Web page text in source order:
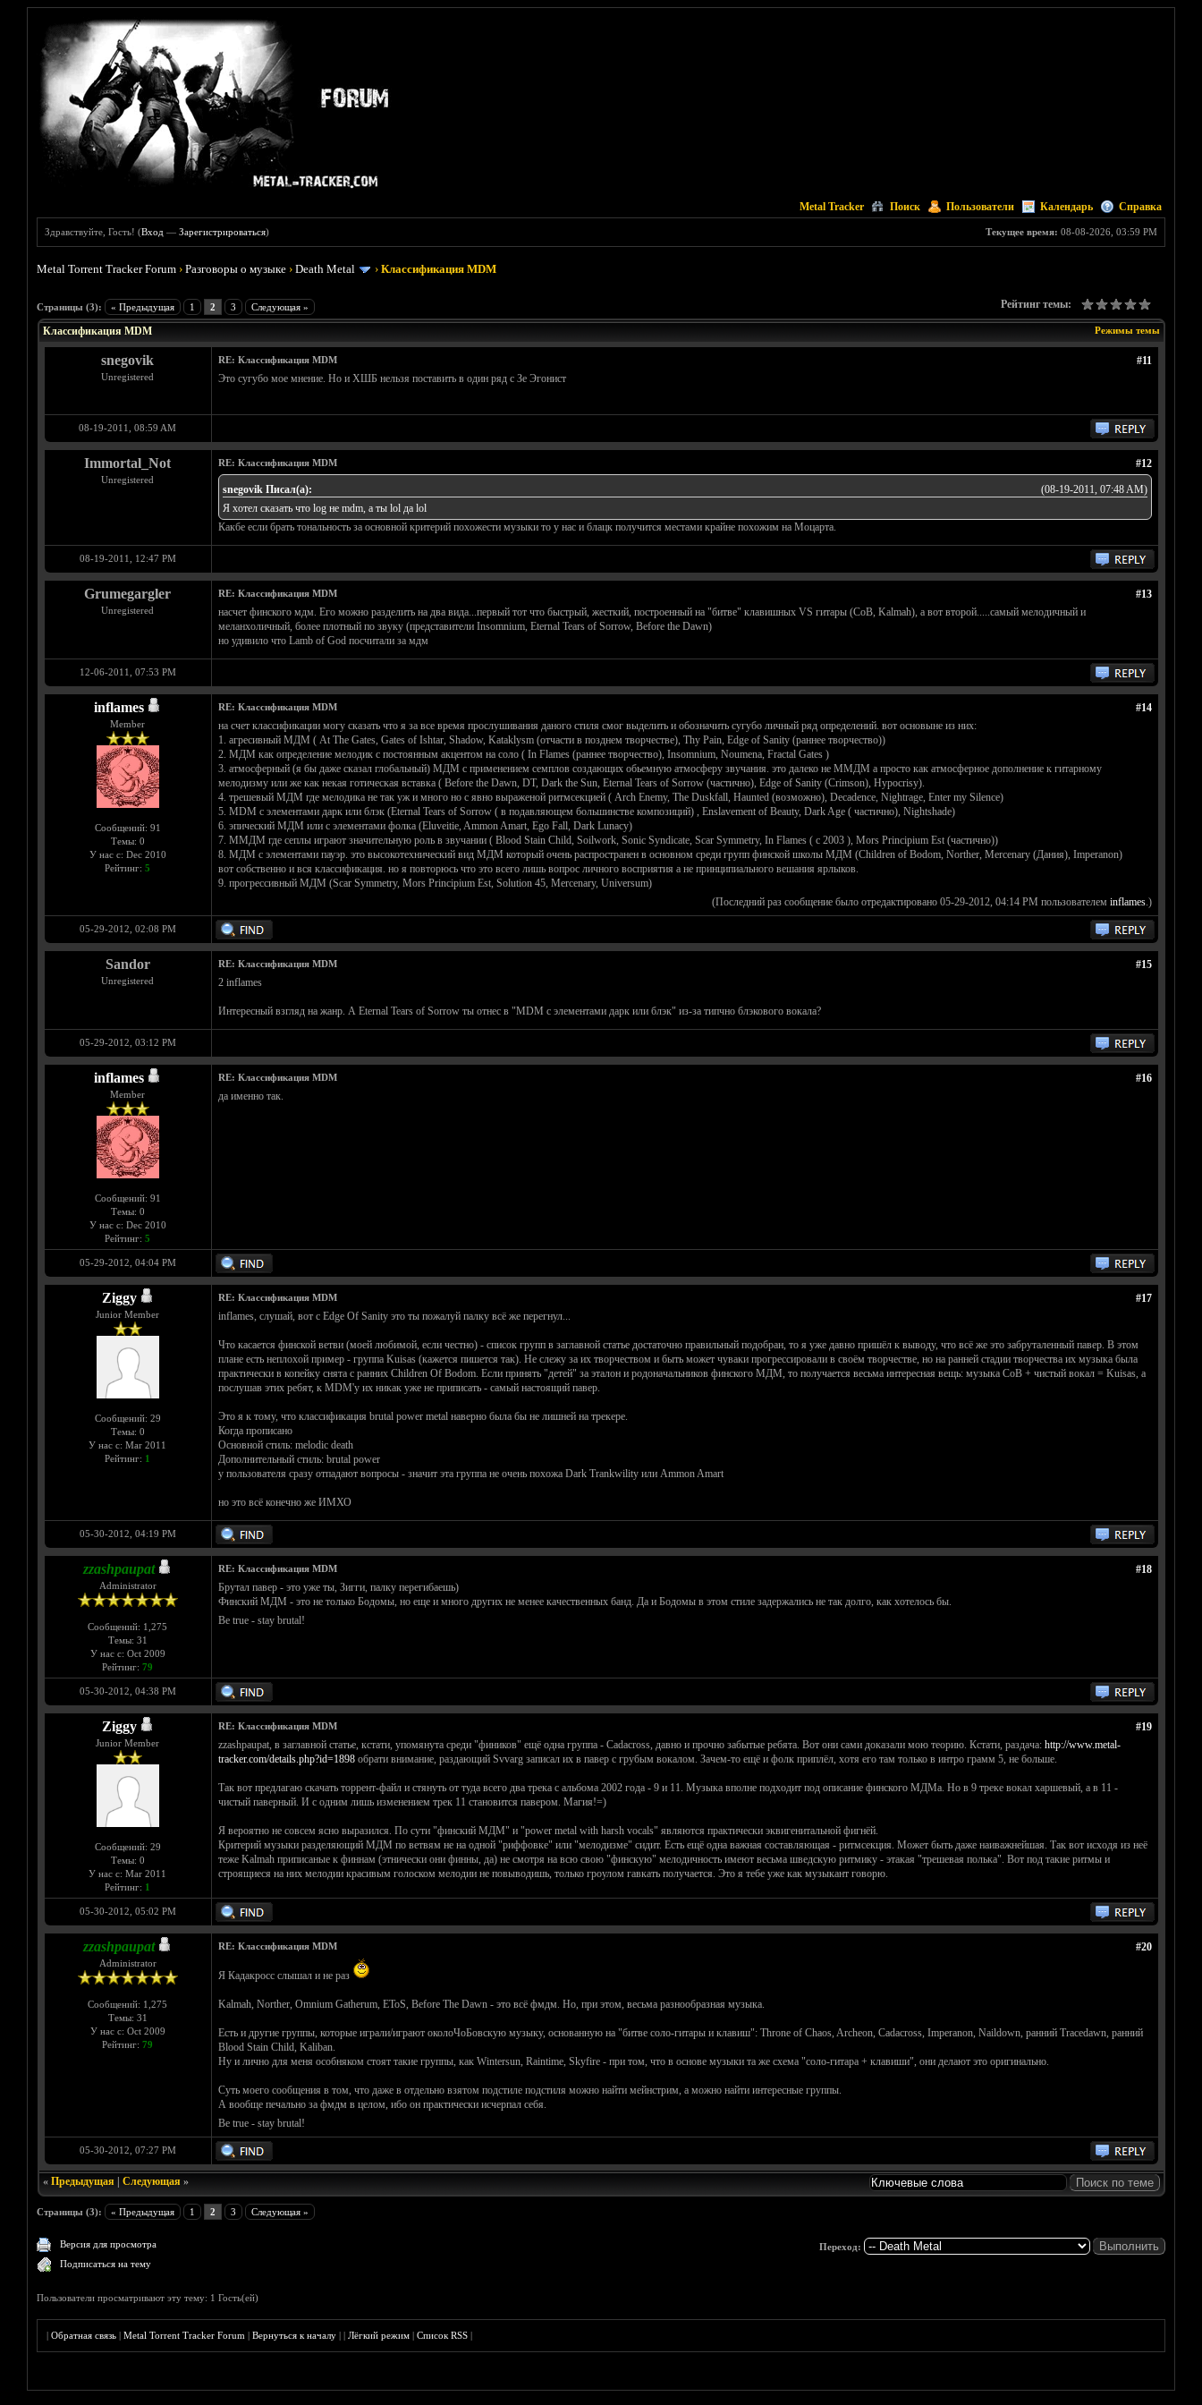
Metal Tracker Поиск Пользователи Календарь Справка
Текущее время: 08-08-2026, 03:59 PM
Здравствуйте, Гость! (Вход —Зарегистрироваться)
Metal Torrent Tracker Forum ›Разговоры о музыке ›Death Metal ›Классификация MDM
Страницы (3): « Предыдущая 1 2 3 Следующая » Рейтинг темы:
Голосов: 0 - Средняя оценка: 0
1
2
3
4
5
Режимы темы
Классификация MDM
snegovik
Unregistered
#11
RE: Классификация MDM
Это сугубо мое мнение. Но и ХШБ нельзя поставить в один ряд с Зе Эгонист
08-19-2011, 08:59 AM
Immortal_Not
Unregistered
#12
RE: Классификация MDM
(08-19-2011, 07:48 AM)
snegovik Писал(а):
Я хотел сказать что log не mdm, а ты lol да lol
Какбе если брать тональность за основной критерий похожести музыки то у нас и блацк получится местами крайне похожим на Моцарта.
08-19-2011, 12:47 PM
Grumegargler
Unregistered
#13
RE: Классификация MDM
насчет финского мдм. Его можно разделить на два вида...первый тот что быстрый, жесткий, построенный на "битве" клавишных VS гитары (CoB, Kalmah), а вот второй.....самый мелодичный и
меланхоличный, более плотный по звуку (представители Insomnium, Eternal Tears of Sorrow, Before the Dawn)
но удивило что Lamb of God посчитали за мдм
12-06-2011, 07:53 PM
inflames
Member
Сообщений: 91
Темы: 0
У нас с: Dec 2010
Рейтинг: 5
#14
RE: Классификация MDM
на счет классификации могу сказать что я за все время прослушивания даного стиля смог выделить и обозначить сугубо личный ряд определений. вот основыне из них:
1. агресивный МДМ ( At The Gates, Gates of Ishtar, Shadow, Kataklysm (отчасти в позднем творчестве), Thy Pain, Edge of Sanity (раннее творчество))
2. МДМ как определение мелодик с постоянным акцентом на соло ( In Flames (раннее творчество), Insomnium, Noumena, Fractal Gates )
3. атмосферный (я бы даже сказал глобальный) МДМ с применением семплов создающих обьемную атмосферу звучания. это далеко не ММДМ а просто как атмосферное дополнение к гитарному
мелодизму или же как некая готическая вставка ( Before the Dawn, DT, Dark the Sun, Eternal Tears of Sorrow (частично), Edge of Sanity (Crimson), Hypocrisy).
4. трешевый МДМ где мелодика не так уж и много но с явно выраженой ритмсекцией ( Arch Enemy, The Duskfall, Haunted (возможно), Decadence, Nightrage, Enter my Silence)
5. MDM c элементами дарк или блэк (Eternal Tears of Sorrow ( в подавляющем большинстве композиций) , Enslavement of Beauty, Dark Age ( частично), Nightshade)
6. эпический МДМ или c элементами фолка (Eluveitie, Ammon Amart, Ego Fall, Dark Lunacy)
7. ММДМ где сеплы играют значительную роль в звучании ( Blood Stain Child, Soilwork, Sonic Syndicate, Scar Symmetry, In Flames ( c 2003 ), Mors Principium Est (частично))
8. МДМ с элементами пауэр. это высокотехнический вид МДМ который очень распространен в основном среди групп финской школы МДМ (Children of Bodom, Norther, Mercenary (Дания), Imperanon)
вот собственно и вся классификация. но я повторюсь что это всего лишь вопрос личного восприятия а не принципиального вешания ярлыков.
9. прогрессивный МДМ (Scar Symmetry, Mors Principium Est, Solution 45, Mercenary, Universum)
(Последний раз сообщение было отредактировано 05-29-2012, 04:14 PM пользователем inflames.)
05-29-2012, 02:08 PM
Sandor
Unregistered
#15
RE: Классификация MDM
2 inflames
Интересный взгляд на жанр. А Eternal Tears of Sorrow ты отнес в "MDM c элементами дарк или блэк" из-за типчно блэкового вокала?
05-29-2012, 03:12 PM
inflames
Member
Сообщений: 91
Темы: 0
У нас с: Dec 2010
Рейтинг: 5
#16
RE: Классификация MDM
да именно так.
05-29-2012, 04:04 PM
Ziggy
Junior Member
Сообщений: 29
Темы: 0
У нас с: Mar 2011
Рейтинг: 1
#17
RE: Классификация MDM
inflames, слушай, вот с Edge Of Sanity это ты пожалуй палку всё же перегнул...
Что касается финской ветви (моей любимой, если честно) - список групп в заглавной статье достаточно правильный подобран, то я уже давно пришёл к выводу, что всё же это забруталенный павер. В этом
плане есть неплохой пример - группа Kuisas (кажется пишется так). Не слежу за их творчеством и быть может чуваки прогрессировали в своём творчестве, но на ранней стадии творчества их музыка была
практически в копейку снята с ранних Children Of Bodom. Если принять "детей" за эталон и родоначальников финского МДМ, то получается весьма интересная вещь: музыка CoB + чистый вокал = Kuisas, а
послушав этих ребят, к MDM'y их никак уже не приписать - самый настоящий павер.
Это я к тому, что классификация brutal power metal наверно была бы не лишней на трекере.
Когда прописано
Основной стиль: melodic death
Дополнительный стиль: brutal power
у пользователя сразу отпадают вопросы - значит эта группа не очень похожа Dark Trankwility или Ammon Amart
но это всё конечно же ИМХО
05-30-2012, 04:19 PM
zzashpaupat
Administrator
Сообщений: 1,275
Темы: 31
У нас с: Oct 2009
Рейтинг: 79
#18
RE: Классификация MDM
Брутал павер - это уже ты, Зигги, палку перегибаешь)
Финский МДМ - это не только Бодомы, но еще и много других не менее качественных банд. Да и Бодомы в этом стиле задержались не так долго, как хотелось бы.
Be true - stay brutal!
05-30-2012, 04:38 PM
Ziggy
Junior Member
Сообщений: 29
Темы: 0
У нас с: Mar 2011
Рейтинг: 1
#19
RE: Классификация MDM
zzashpaupat, в заглавной статье, кстати, упомянута среди "фиников" ещё одна группа - Cadacross, давно и прочно забытые ребята. Вот они сами доказали мою теорию. Кстати, раздача: http://www.metal-
tracker.com/details.php?id=1898обрати внимание, раздающий Svvarg записал их в павер с грубым вокалом. Зачем-то ещё и фолк приплёл, хотя его там только в интро грамм 5, не больше.
Так вот предлагаю скачать торрент-файл и стянуть от туда всего два трека с альбома 2002 года - 9 и 11. Музыка вполне подходит под описание финского МДМа. Но в 9 треке вокал харшевый, а в 11 -
чистый паверный. И с одним лишь изменением трек 11 становится павером. Магия!=)
Я вероятно не совсем ясно выразился. По сути "финский МДМ" и "power metal with harsh vocals" являются практически эквигенитальной фигнёй.
Критерий музыки разделяющий МДМ по ветвям не на одной "риффовке" или "мелодизме" сидит. Есть ещё одна важная составляющая - ритмсекция. Может быть даже наиважнейшая. Так вот исходя из неё
теже Kalmah приписаные к финнам (этнически они финны, да) не смотря на всю свою "финскую" мелодичность имеют весьма шведскую ритмику - этакая "трешевая полька". Вот под такие ритмы и
строящиеся на них мелодии красивым голоском мелодии не повыводишь, только гроулом гавкать получается. Это я тебе уже как музыкант говорю.
05-30-2012, 05:02 PM
zzashpaupat
Administrator
Сообщений: 1,275
Темы: 31
У нас с: Oct 2009
Рейтинг: 79
#20
RE: Классификация MDM
Я Кадакросс слышал и не раз
Kalmah, Norther, Omnium Gatherum, EToS, Before The Dawn - это всё фмдм. Но, при этом, весьма разнообразная музыка.
Есть и другие группы, которые играли/играют околоЧоБовскую музыку, основанную на "битве соло-гитары и клавиш": Throne of Chaos, Archeon, Cadacross, Imperanon, Naildown, ранний Tracedawn, ранний
Blood Stain Child, Kaliban.
Ну и лично для меня особняком стоят такие группы, как Wintersun, Raintime, Skyfire - при том, что в основе музыки та же схема "соло-гитара + клавиши", они делают это оригинально.
Суть моего сообщения в том, что даже в отдельно взятом подстиле подстиля можно найти мейнстрим, а можно найти интересные группы.
А вообще печально за фмдм в целом, ибо он практически исчерпал себя.
Be true - stay brutal!
05-30-2012, 07:27 PM
« Предыдущая| Следующая»
Страницы (3): « Предыдущая 1 2 3 Следующая »
Версия для просмотра
Подписаться на тему
Переход:
Пользователи просматривают эту тему: 1 Гость(ей)
|Обратная связь |Metal Torrent Tracker Forum |Вернуться к началу ||Лёгкий режим |Список RSS |